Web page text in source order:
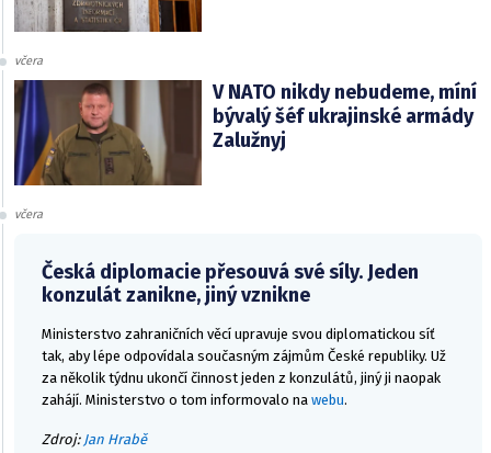
včera
V NATO nikdy nebudeme, míní
bývalý šéf ukrajinské armády
Zalužnyj
včera
Česká diplomacie přesouvá své síly. Jeden
konzulát zanikne, jiný vznikne
Ministerstvo zahraničních věcí upravuje svou diplomatickou síť
tak, aby lépe odpovídala současným zájmům České republiky. Už
za několik týdnu ukončí činnost jeden z konzulátů, jiný ji naopak
zahájí. Ministerstvo o tom informovalo na webu.
Zdroj: Jan Hrabě